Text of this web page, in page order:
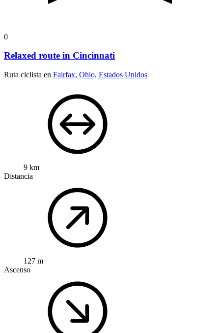
0
Relaxed route in Cincinnati
Ruta ciclista en Fairfax, Ohio, Estados Unidos
9 km
Distancia
127 m
Ascenso